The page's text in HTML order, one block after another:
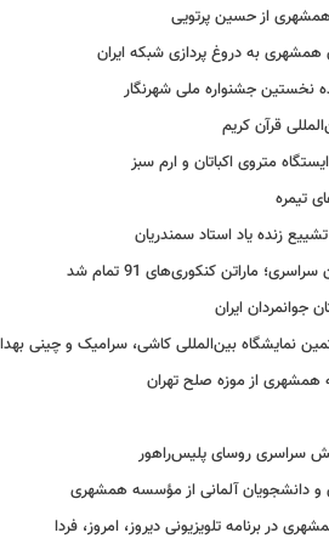
از حسین پرتویی
همشهری به دروغ پردازی شبکه ایران
نخستین جشنواره ملی شهرنگار
قرآن کریم
متروی اکباتان و ارم سبز
تیمره
زنده یاد استاد سمندریان
ماراتن کنکوری‌های 91 تمام شد
جوانمردان ایران
نمایشگاه بین‌المللی کاشی، سرامیک و چینی
همشهری از موزه صلح تهران
سراسری روسای پلیس‌راهور
و دانشجویان آلمانی از مؤسسه همشهری
در برنامه تلویزیونی دیروز، امروز، فردا